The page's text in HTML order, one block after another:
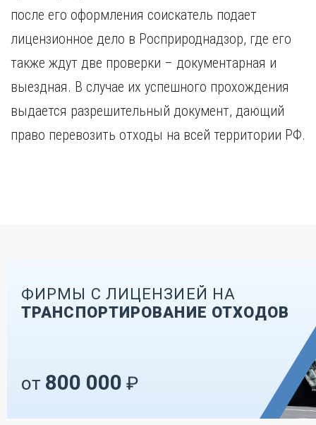
после его оформления соискатель подает
лицензионное дело в Росприроднадзор, где его
также ждут две проверки – документарная и
выездная. В случае их успешного прохождения
выдается разрешительный документ, дающий
право перевозить отходы на всей территории РФ.
ФИРМЫ С ЛИЦЕНЗИЕЙ НА
ТРАНСПОРТИРОВАНИЕ ОТХОДОВ
от 800 000 ₽